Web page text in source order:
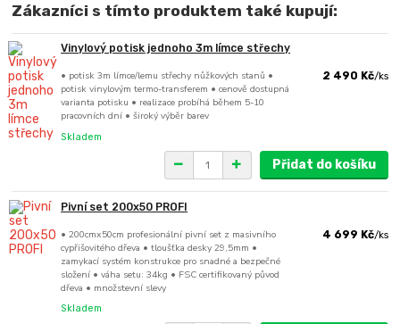
Zákazníci s tímto produktem také kupují:
Vinylový potisk jednoho 3m límce střechy
• potisk 3m límce/lemu střechy nůžkových stanů •
potisk vinylovým termo-transferem • cenově dostupná
varianta potisku • realizace probíhá během 5-10
pracovních dní • široký výběr barev
2 490 Kč/ks
Skladem
Přidat do košíku
Pivní set 200x50 PROFI
• 200cmx50cm profesionální pivní set z masivního
cypřišovitého dřeva • tloušťka desky 29,5mm •
zamykací systém konstrukce pro snadné a bezpečné
složení • váha setu: 34kg • FSC certifikovaný původ
dřeva • množstevní slevy
4 699 Kč/ks
Skladem